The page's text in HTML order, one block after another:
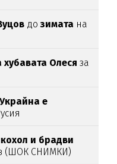
дозимата на
Олеся за
е
и брадви
(ШОК СНИМКИ)